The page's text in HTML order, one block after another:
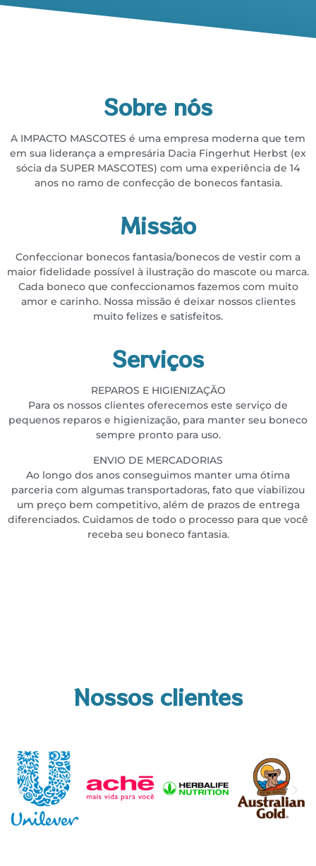
Sobre nós
A IMPACTO MASCOTES é uma empresa moderna que tem
em sua liderança a empresária Dacia Fingerhut Herbst (ex
sócia da SUPER MASCOTES) com uma experiência de 14
anos no ramo de confecção de bonecos fantasia.
Missão
Confeccionar bonecos fantasia/bonecos de vestir com a
maior fidelidade possível à ilustração do mascote ou marca.
Cada boneco que confeccionamos fazemos com muito
amor e carinho. Nossa missão é deixar nossos clientes
muito felizes e satisfeitos.
Serviços
REPAROS E HIGIENIZAÇÃO
Para os nossos clientes oferecemos este serviço de
pequenos reparos e higienização, para manter seu boneco
sempre pronto para uso.
ENVIO DE MERCADORIAS
Ao longo dos anos conseguimos manter uma ótima
parceria com algumas transportadoras, fato que viabilizou
um preço bem competitivo, além de prazos de entrega
diferenciados. Cuidamos de todo o processo para que você
receba seu boneco fantasia.
Nossos clientes